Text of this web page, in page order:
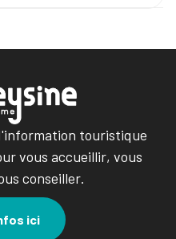
touristique
vous accueillir, vous
conseiller.
ici